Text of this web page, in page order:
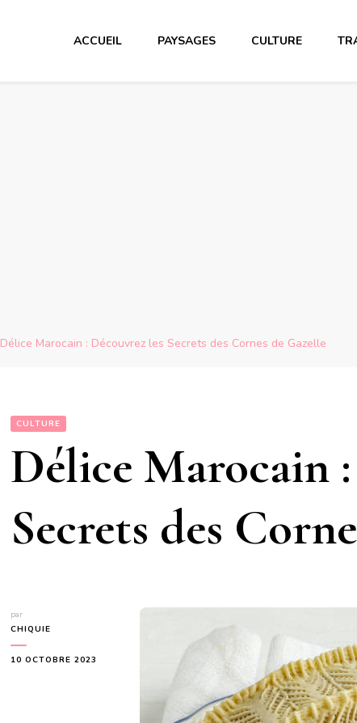
ACCUEIL PAYSAGES CULTURE
Délice Marocain : Découvrez les Secrets des Cornes de Gazelle
CULTURE
Délice Marocain
Secrets des
par
CHIQUIE
10 OCTOBRE 2023